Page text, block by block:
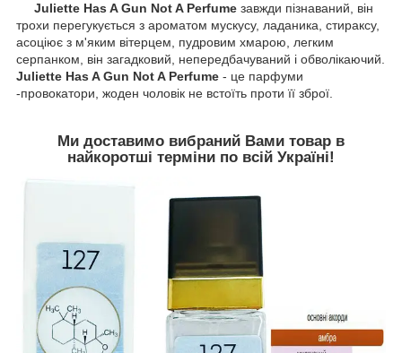
Juliette Has A Gun Not A Perfume завжди пізнаваний, він
трохи перегукується з ароматом мускусу, ладаника, стираксу,
асоціює з м'яким вітерцем, пудровим хмарою, легким
серпанком, він загадковий, непередбачуваний і обволікаючий.
Juliette Has A Gun Not A Perfume - це парфуми
-провокатори, жоден чоловік не встоїть проти її зброї.
Ми доставимо вибраний Вами товар в
найкоротші терміни по всій Україні!